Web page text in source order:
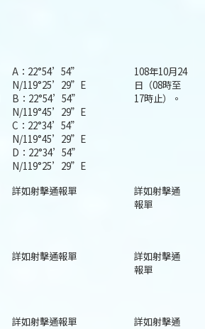
A：22°54’54”
N/119°25’29”E
B：22°54’54”
N/119°45’29”E
C：22°34’54”
N/119°45’29”E
D：22°34’54”
N/119°25’29”E
108年10月24
日（08時至
17時止）。
詳如射擊通報單
詳如射擊通
報單
詳如射擊通報單
詳如射擊通
報單
詳如射擊通報單
詳如射擊通